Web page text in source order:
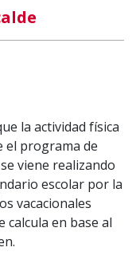
la actividad física
el programa de
viene realizando
escolar por la
vacacionales
calcula en base al